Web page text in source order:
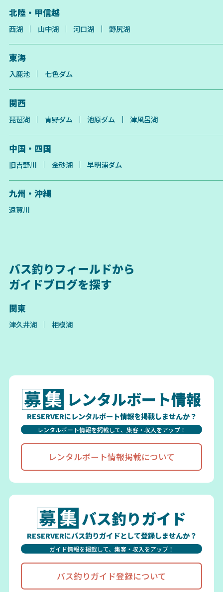
北陸・甲信越
西湖 山中湖 河口湖 野尻湖
東海
入鹿池 七色ダム
関西
琵琶湖 青野ダム 池原ダム 津風呂湖
中国・四国
旧吉野川 金砂湖 早明浦ダム
九州・沖縄
遠賀川
バス釣りフィールドから
ガイドブログを探す
関東
津久井湖 相模湖
レンタルボート情報
RESERVERにレンタルボート情報を掲載しませんか？
レンタルボート情報を掲載して、集客・収入をアップ！
レンタルボート情報掲載について
バス釣りガイド
RESERVERにバス釣りガイドとして登録しませんか？
ガイド情報を掲載して、集客・収入をアップ！
バス釣りガイド登録について